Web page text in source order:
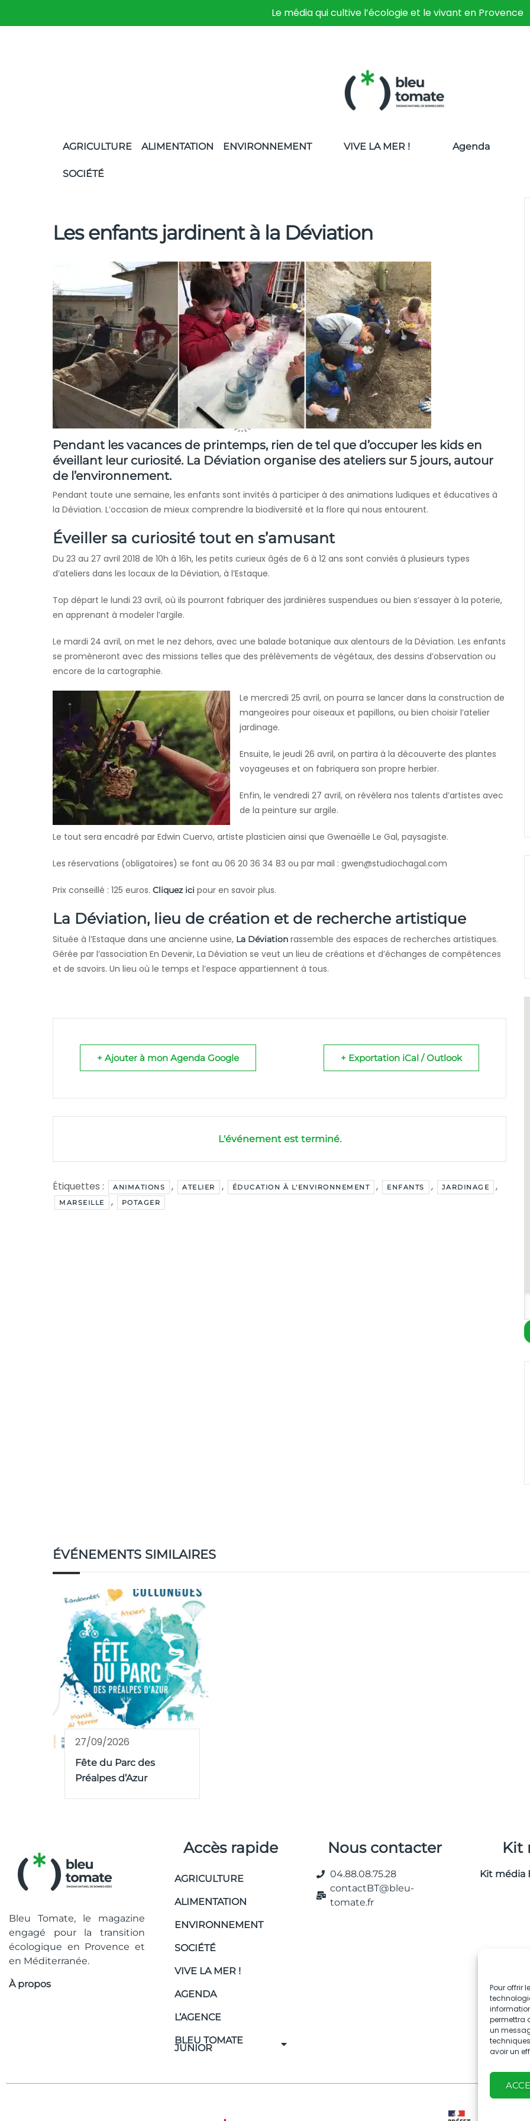
Pour offrir
permettra
un
avoir un
Le média qui cultive l’écologie et le vivant en Provence
AGRICULTURE ALIMENTATION ENVIRONNEMENT
SOCIÉTÉ
VIVE LA MER ! Agenda
Les enfants jardinent à la Déviation
Pendant les vacances de printemps, rien de tel que d’occuper les kids en
éveillant leur curiosité. La Déviation organise des ateliers sur 5 jours, autour
de l’environnement.
Pendant toute une semaine, les enfants sont invités à participer à des animations ludiques et éducatives à
la Déviation. L’occasion de mieux comprendre la biodiversité et la flore qui nous entourent.
Éveiller sa curiosité tout en s’amusant
Du 23 au 27 avril 2018 de 10h à 16h, les petits curieux âgés de 6 à 12 ans sont conviés à plusieurs types
d’ateliers dans les locaux de la Déviation, à l’Estaque.
Top départ le lundi 23 avril, où ils pourront fabriquer des jardinières suspendues ou bien s’essayer à la poterie,
en apprenant à modeler l’argile.
Le mardi 24 avril, on met le nez dehors, avec une balade botanique aux alentours de la Déviation. Les enfants
se promèneront avec des missions telles que des prélèvements de végétaux, des dessins d’observation ou
encore de la cartographie.
Le mercredi 25 avril, on pourra se lancer dans la construction de
mangeoires pour oiseaux et papillons, ou bien choisir l’atelier
jardinage.
Ensuite, le jeudi 26 avril, on partira à la découverte des plantes
voyageuses et on fabriquera son propre herbier.
Enfin, le vendredi 27 avril, on révèlera nos talents d’artistes avec
de la peinture sur argile.
Le tout sera encadré par Edwin Cuervo, artiste plasticien ainsi que Gwenaëlle Le Gal, paysagiste.
Les réservations (obligatoires) se font au 06 20 36 34 83 ou par mail : gwen@studiochagal.com
Prix conseillé : 125 euros. Cliquez ici pour en savoir plus.
La Déviation, lieu de création et de recherche artistique
Située à l’Estaque dans une ancienne usine, La Déviation rassemble des espaces de recherches artistiques.
Gérée par l’association En Devenir, La Déviation se veut un lieu de créations et d’échanges de compétences
et de savoirs. Un lieu où le temps et l’espace appartiennent à tous.
+ Ajouter à mon Agenda Google + Exportation iCal / Outlook
L'événement est terminé.
Étiquettes : ANIMATIONS , ATELIER , ÉDUCATION À L'ENVIRONNEMENT , ENFANTS , JARDINAGE ,
MARSEILLE , POTAGER
ÉVÉNEMENTS SIMILAIRES
27/09/2026
Fête du Parc des
Préalpes d’Azur
Bleu Tomate, le magazine
engagé pour la transition
écologique en Provence et
en Méditerranée.
À propos
Accès rapide
AGRICULTURE
ALIMENTATION
ENVIRONNEMENT
SOCIÉTÉ
VIVE LA MER !
AGENDA
L’AGENCE
BLEU TOMATE
JUNIOR
Nous contacter
04.88.08.75.28
contactBT@bleu-
tomate.fr
Kit
Kit média